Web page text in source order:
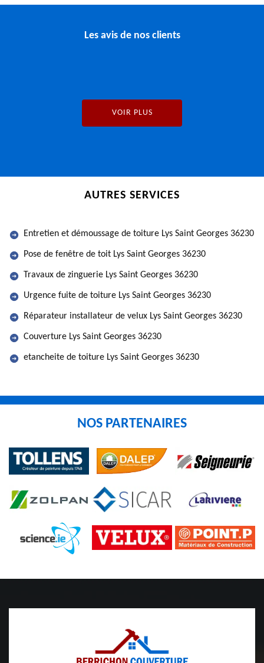
Les avis de nos clients
VOIR PLUS
AUTRES SERVICES
Entretien et démoussage de toiture Lys Saint Georges 36230
Pose de fenêtre de toit Lys Saint Georges 36230
Travaux de zinguerie Lys Saint Georges 36230
Urgence fuite de toiture Lys Saint Georges 36230
Réparateur installateur de velux Lys Saint Georges 36230
Couverture Lys Saint Georges 36230
etancheite de toiture Lys Saint Georges 36230
NOS PARTENAIRES